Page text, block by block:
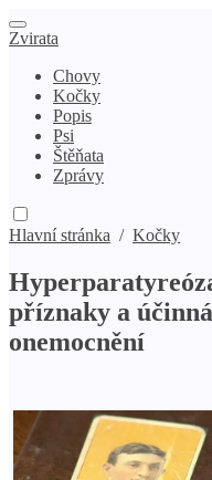
Zvirata
Chovy
Kočky
Popis
Psi
Štěňata
Zprávy
Hlavní stránka / Kočky
příznaky a
onemocnění